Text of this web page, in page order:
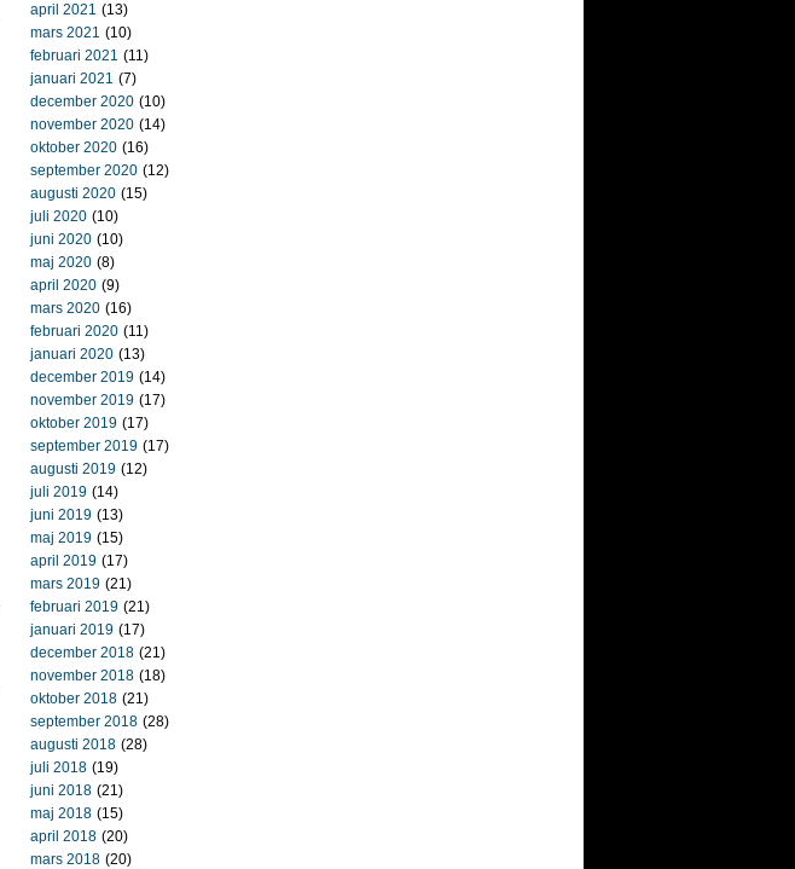
april 2021 (13)
mars 2021 (10)
februari 2021 (11)
januari 2021 (7)
december 2020 (10)
november 2020 (14)
oktober 2020 (16)
september 2020 (12)
augusti 2020 (15)
juli 2020 (10)
juni 2020 (10)
maj 2020 (8)
april 2020 (9)
mars 2020 (16)
februari 2020 (11)
januari 2020 (13)
december 2019 (14)
november 2019 (17)
oktober 2019 (17)
september 2019 (17)
augusti 2019 (12)
juli 2019 (14)
juni 2019 (13)
maj 2019 (15)
april 2019 (17)
mars 2019 (21)
februari 2019 (21)
januari 2019 (17)
december 2018 (21)
november 2018 (18)
oktober 2018 (21)
september 2018 (28)
augusti 2018 (28)
juli 2018 (19)
juni 2018 (21)
maj 2018 (15)
april 2018 (20)
mars 2018 (20)